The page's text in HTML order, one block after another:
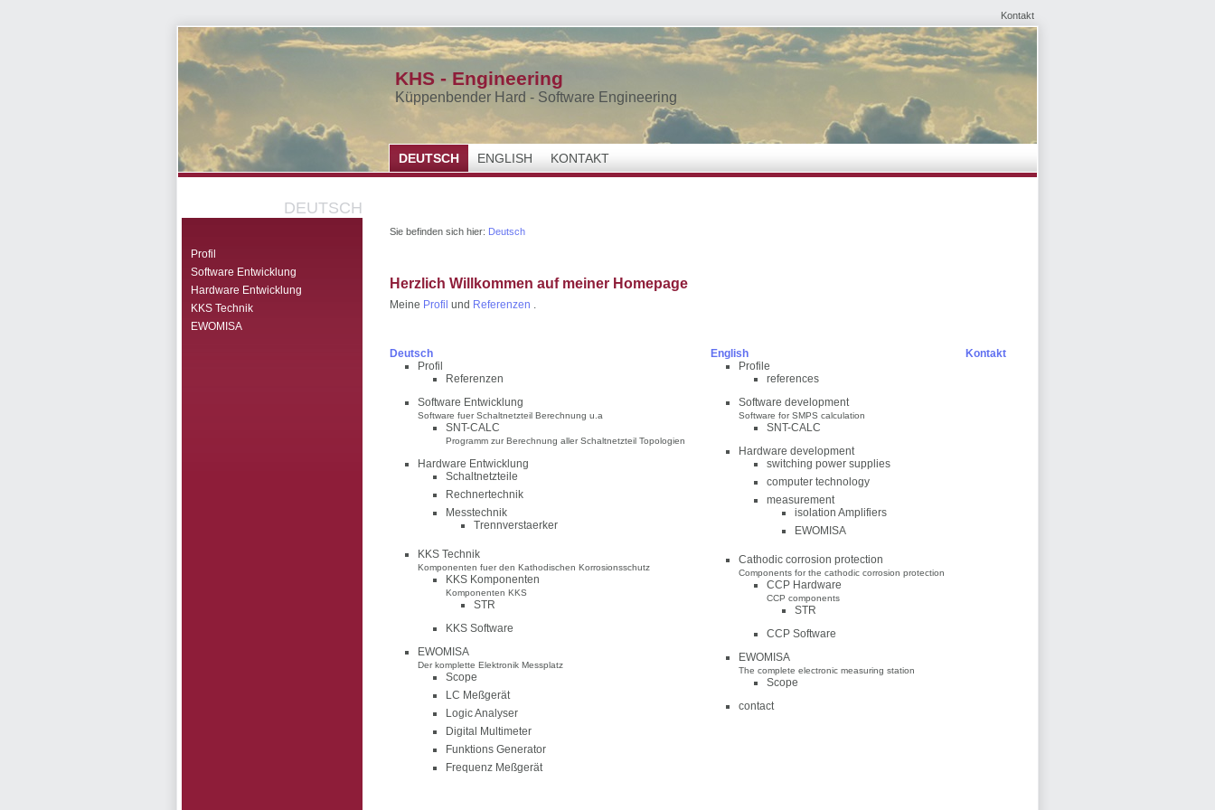
Kontakt
KHS - Engineering
Küppenbender Hard - Software Engineering
DEUTSCH ENGLISH KONTAKT
DEUTSCH
Profil
Software Entwicklung
Hardware Entwicklung
KKS Technik
EWOMISA
Sie befinden sich hier: Deutsch
Herzlich Willkommen auf meiner Homepage
Meine Profil und Referenzen .
Deutsch
Profil
Referenzen
Software Entwicklung
Software fuer Schaltnetzteil Berechnung u.a
SNT-CALC
Programm zur Berechnung aller Schaltnetzteil Topologien
Hardware Entwicklung
Schaltnetzteile
Rechnertechnik
Messtechnik
Trennverstaerker
KKS Technik
Komponenten fuer den Kathodischen Korrosionsschutz
KKS Komponenten
Komponenten KKS
STR
KKS Software
EWOMISA
Der komplette Elektronik Messplatz
Scope
LC Meßgerät
Logic Analyser
Digital Multimeter
Funktions Generator
Frequenz Meßgerät
English
Profile
references
Software development
Software for SMPS calculation
SNT-CALC
Hardware development
switching power supplies
computer technology
measurement
isolation Amplifiers
EWOMISA
Cathodic corrosion protection
Components for the cathodic corrosion protection
CCP Hardware
CCP components
STR
CCP Software
EWOMISA
The complete electronic measuring station
Scope
contact
Kontakt